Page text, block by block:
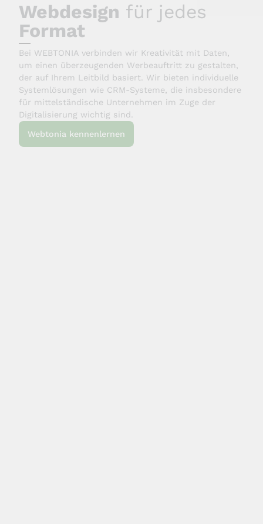
Webdesign für jedes
Format
Bei WEBTONIA verbinden wir Kreativität mit Daten,
um einen überzeugenden Werbeauftritt zu gestalten,
der auf Ihrem Leitbild basiert. Wir bieten individuelle
Systemlösungen wie CRM-Systeme, die insbesondere
für mittelständische Unternehmen im Zuge der
Digitalisierung wichtig sind.
Webtonia kennenlernen